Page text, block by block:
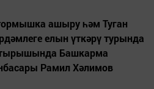
ашыру һәм Туган
елын үткәрү турында
Башкарма
Рамил Хәлимов